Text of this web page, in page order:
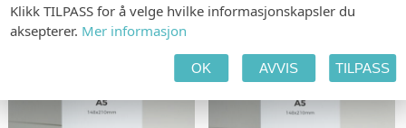
Klikk TILPASS for å velge hvilke informasjonskapsler du
aksepterer. Mer informasjon
OK AVVIS TILPASS